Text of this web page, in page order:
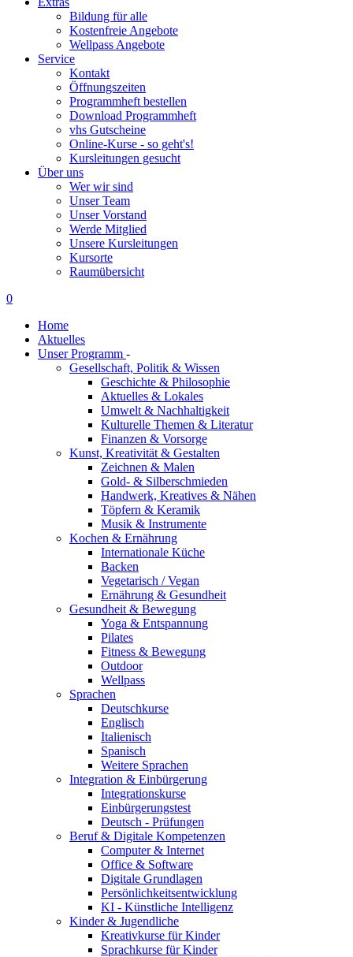
Bildung für alle
Kostenfreie Angebote
Wellpass Angebote
Service
Kontakt
Öffnungszeiten
Programmheft bestellen
Download Programmheft
vhs Gutscheine
Online-Kurse - so geht's!
Kursleitungen gesucht
Über uns
Wer wir sind
Unser Team
Unser Vorstand
Werde Mitglied
Unsere Kursleitungen
Kursorte
Raumübersicht
0
Home
Aktuelles
Unser Programm -
Gesellschaft, Politik & Wissen
Geschichte & Philosophie
Aktuelles & Lokales
Umwelt & Nachhaltigkeit
Kulturelle Themen & Literatur
Finanzen & Vorsorge
Kunst, Kreativität & Gestalten
Zeichnen & Malen
Gold- & Silberschmieden
Handwerk, Kreatives & Nähen
Töpfern & Keramik
Musik & Instrumente
Kochen & Ernährung
Internationale Küche
Backen
Vegetarisch / Vegan
Ernährung & Gesundheit
Gesundheit & Bewegung
Yoga & Entspannung
Pilates
Fitness & Bewegung
Outdoor
Wellpass
Sprachen
Deutschkurse
Englisch
Italienisch
Spanisch
Weitere Sprachen
Integration & Einbürgerung
Integrationskurse
Einbürgerungstest
Deutsch - Prüfungen
Beruf & Digitale Kompetenzen
Computer & Internet
Office & Software
Digitale Grundlagen
Persönlichkeitsentwicklung
KI - Künstliche Intelligenz
Kinder & Jugendliche
Kreativkurse für Kinder
Sprachkurse für Kinder